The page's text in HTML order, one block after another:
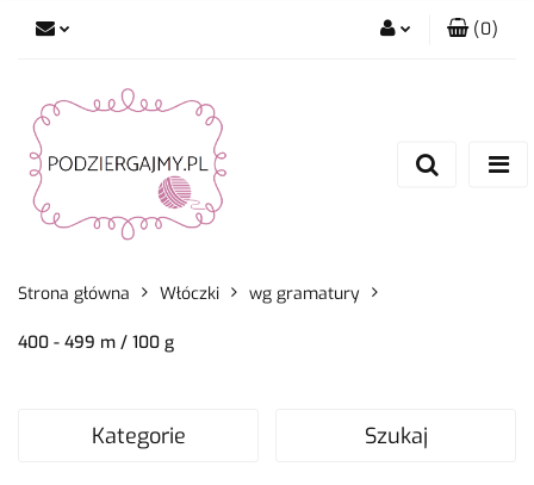
(0)
Strona główna Włóczki wg gramatury
400 - 499 m / 100 g
Kategorie Szukaj